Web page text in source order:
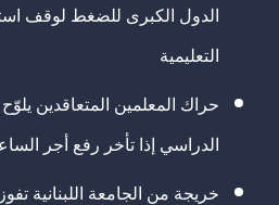
الدول الكبرى للضغط لوقف
التعليمية
حراك المعلمين المتعاقدين
الدراسي إذا تأخر رفع أجر
خريجة من الجامعة اللبنانية